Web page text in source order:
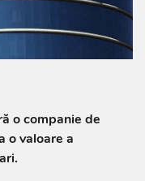
o companie de
o valoare a